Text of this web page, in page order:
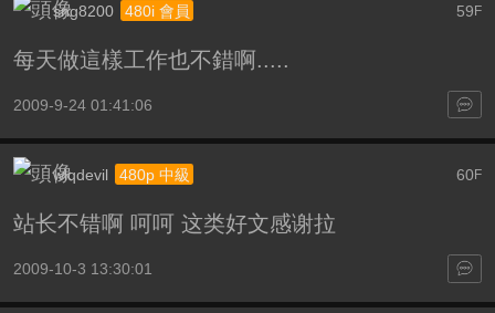
59F
sng8200 480i 會員
每天做這樣工作也不錯啊.....
2009-9-24 01:41:06
60F
wlqdevil 480p 中級
站长不错啊 呵呵 这类好文感谢拉
2009-10-3 13:30:01